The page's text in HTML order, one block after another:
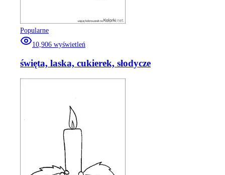
Popularne
10,906 wyświetleń
święta, laska, cukierek, słodycze